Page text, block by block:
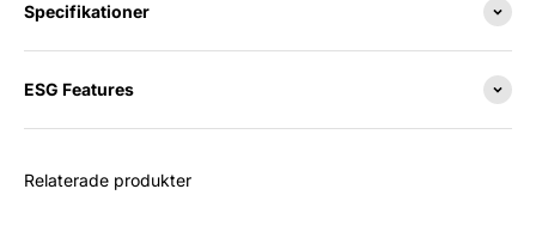
Specifikationer
ESG Features
Relaterade produkter